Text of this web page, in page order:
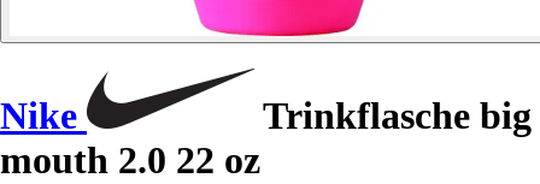
Nike
Trinkflasche big
mouth 2.0 22 oz